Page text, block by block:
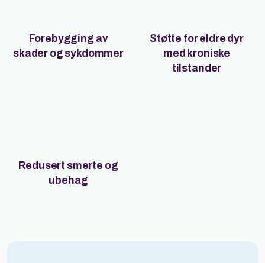
Forebygging av
skader og sykdommer
Støtte for eldre dyr
med kroniske
tilstander
Redusert smerte og
ubehag